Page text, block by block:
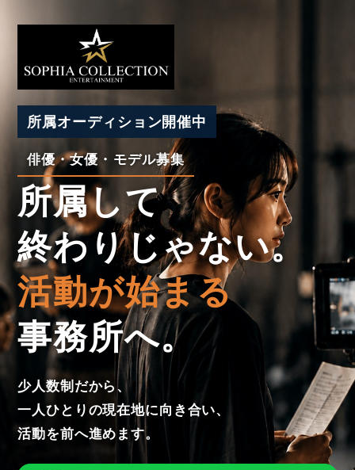
所属オーディション開催中
俳優・女優・モデル募集
所属して
終わりじゃない。
活動が始まる
事務所へ。
少人数制だから、
一人ひとりの現在地に向き合い、
活動を前へ進めます。